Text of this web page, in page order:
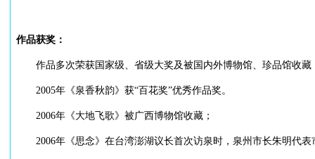
作品获奖：
作品多次荣获国家级、省级大奖及被国内外博物馆、珍品馆收藏
2005年《泉香秋韵》获“百花奖”优秀作品奖。
2006年《大地飞歌》被广西博物馆收藏；
2006年《思念》在台湾澎湖议长首次访泉时，泉州市长朱明代表